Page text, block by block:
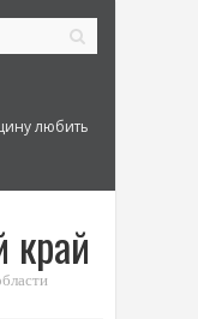
любить
край